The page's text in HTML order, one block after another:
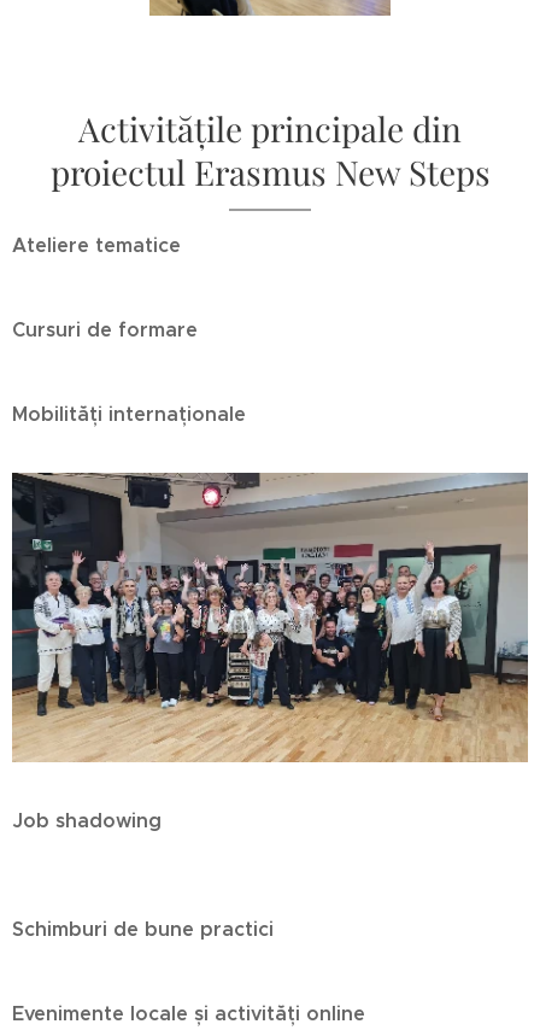
Activitățile principale din
proiectul Erasmus New Steps
Ateliere tematice
Cursuri de formare
Mobilități internaționale
Job shadowing
Schimburi de bune practici
Evenimente locale și activități online